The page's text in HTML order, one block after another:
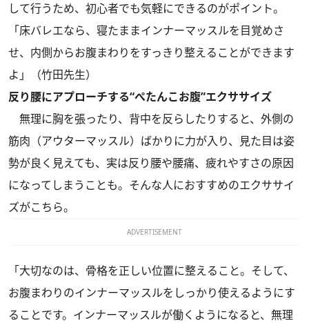
して行うため、初心者でも気軽にできるのがポイント。
「床バレエなら、寝たままインナーマッスルを目覚めさ
せ、内側からお腹まわりをすっきり整えることができます
よ」（竹田先生）
反り腰にアプローチする“ぺたんこお腹”エクササイズ
無理に胸を張ったり、背中を反らしたりすると、外側の
筋肉（アウターマッスル）ばかりに力が入り、見た目は姿
勢が良く見えても、実は反り腰や腰痛、疲れやすさの原因
になってしまうことも。そんな人におすすめのエクササイ
ズがこちら。
ADVERTISEMENT
「大切なのは、骨格を正しい位置に整えること。そして、
お腹まわりのインナーマッスルをしっかり使えるようにす
ることです。インナーマッスルが働くようになると、無理